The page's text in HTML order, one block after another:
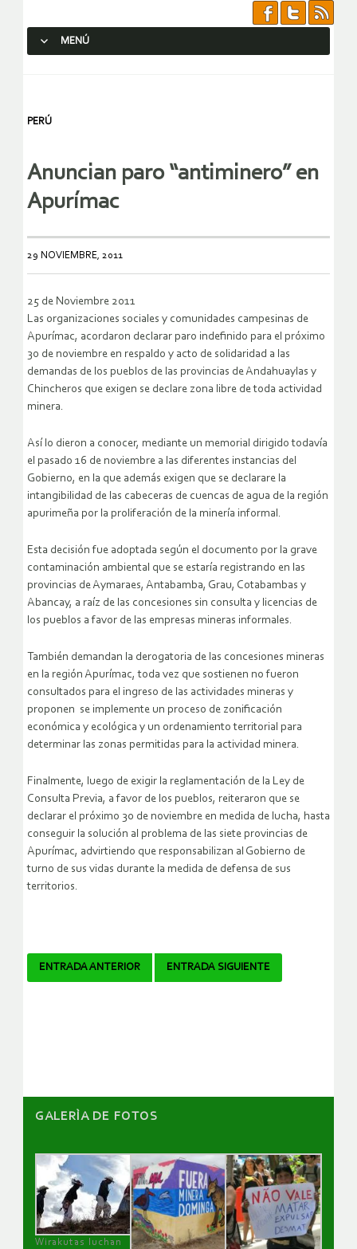
MENÚ
PERÚ
Anuncian paro “antiminero” en
Apurímac
29 NOVIEMBRE, 2011
25 de Noviembre 2011
Las organizaciones sociales y comunidades campesinas de
Apurímac, acordaron declarar paro indefinido para el próximo
30 de noviembre en respaldo y acto de solidaridad a las
demandas de los pueblos de las provincias de Andahuaylas y
Chincheros que exigen se declare zona libre de toda actividad
minera.
Así lo dieron a conocer, mediante un memorial dirigido todavía
el pasado 16 de noviembre a las diferentes instancias del
Gobierno, en la que además exigen que se declarare la
intangibilidad de las cabeceras de cuencas de agua de la región
apurimeña por la proliferación de la minería informal.
Esta decisión fue adoptada según el documento por la grave
contaminación ambiental que se estaría registrando en las
provincias de Aymaraes, Antabamba, Grau, Cotabambas y
Abancay, a raíz de las concesiones sin consulta y licencias de
los pueblos a favor de las empresas mineras informales.
También demandan la derogatoria de las concesiones mineras
en la región Apurímac, toda vez que sostienen no fueron
consultados para el ingreso de las actividades mineras y
proponen se implemente un proceso de zonificación
económica y ecológica y un ordenamiento territorial para
determinar las zonas permitidas para la actividad minera.
Finalmente, luego de exigir la reglamentación de la Ley de
Consulta Previa, a favor de los pueblos, reiteraron que se
declarar el próximo 30 de noviembre en medida de lucha, hasta
conseguir la solución al problema de las siete provincias de
Apurímac, advirtiendo que responsabilizan al Gobierno de
turno de sus vidas durante la medida de defensa de sus
territorios.
Navegador
ENTRADA ANTERIOR ENTRADA SIGUIENTE
GALERÌA DE FOTOS
Wirakutas luchan